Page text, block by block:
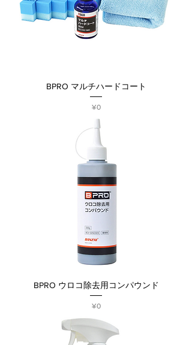
BPRO マルチハードコート
Price
¥0
BPRO ウロコ除去用コンパウンド
Price
¥0